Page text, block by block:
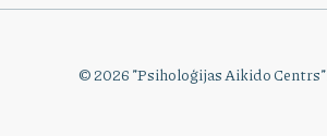
© 2026 ”Psiholoģijas Aikido Centrs”